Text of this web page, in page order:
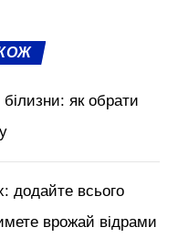
білизни: як обрати
додайте всього
врожай відрами